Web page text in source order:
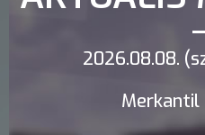
2026.08.08.
Merkantil